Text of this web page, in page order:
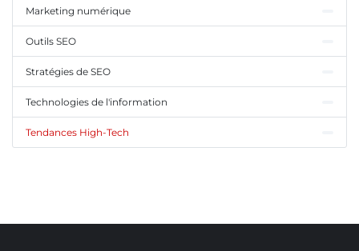
Marketing numérique
Outils SEO
Stratégies de SEO
Technologies de l'information
Tendances High-Tech